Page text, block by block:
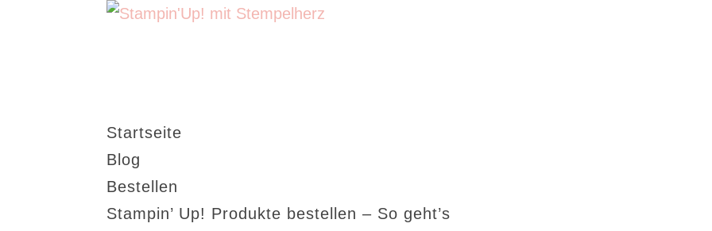
Startseite
Blog
Bestellen
Stampin’ Up! Produkte bestellen – So geht’s